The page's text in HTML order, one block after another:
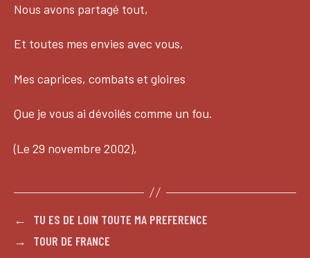
Nous avons partagé tout,
Et toutes mes envies avec vous,
Mes caprices, combats et gloires
Que je vous ai dévoilés comme un fou.
(Le 29 novembre 2002),
←
TU ES DE LOIN TOUTE MA PREFERENCE
→
TOUR DE FRANCE